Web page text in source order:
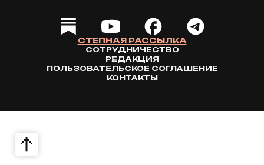
СТЕПНАЯ РАССЫЛКА
СОТРУДНИЧЕСТВО
РЕДАКЦИЯ
ПОЛЬЗОВАТЕЛЬСКОЕ СОГЛАШЕНИЕ
КОНТАКТЫ